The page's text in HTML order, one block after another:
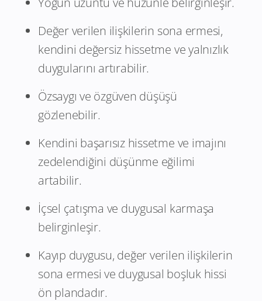
Değer verilen ilişkilerin sona ermesi,
kendini değersiz hissetme ve yalnızlık
duygularını artırabilir.
Özsaygı ve özgüven düşüşü
gözlenebilir.
Kendini başarısız hissetme ve imajını
zedelendiğini düşünme eğilimi
artabilir.
İçsel çatışma ve duygusal karmaşa
belirginleşir.
Kayıp duygusu, değer verilen ilişkilerin
sona ermesi ve duygusal boşluk hissi
ön plandadır.